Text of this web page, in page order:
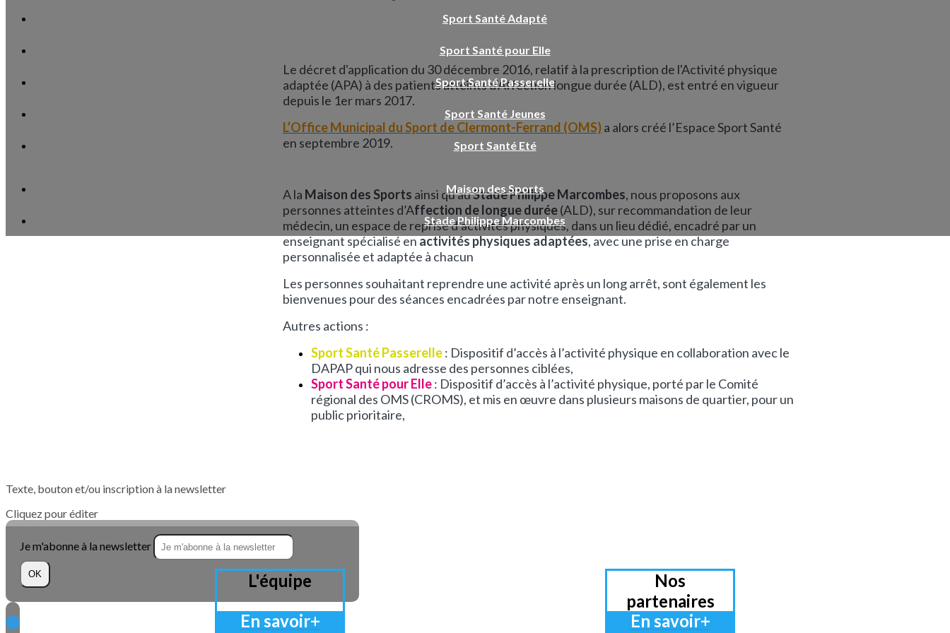
Sport Santé Adapté
Sport Santé pour Elle
Sport Santé Passerelle
Sport Santé Jeunes
Sport Santé Eté
Maison des Sports
Stade Philippe Marcombes
Texte, bouton et/ou inscription à la newsletter
Cliquez pour éditer
Je m'abonne à la newsletter
OK
Le décret d'application du 30 décembre 2016, relatif à la prescription de l'Activité physique
adaptée (APA) à des patients atteints d'Affection longue durée (ALD), est entré en vigueur
depuis le 1er mars 2017.
L’Office Municipal du Sport de Clermont-Ferrand (OMS)a alors créé l’Espace Sport Santé
en septembre 2019.
A la Maison des Sports ainsi qu'auStade Philippe Marcombes, nous proposons aux
personnes atteintes d’Affection de longue durée(ALD), sur recommandation de leur
médecin, un espace de reprise d’activités physiques, dans un lieu dédié, encadré par un
enseignant spécialisé enactivités physiques adaptées, avec une prise en charge
personnalisée et adaptée à chacun
Les personnes souhaitant reprendre une activité après un long arrêt, sont également les
bienvenues pour des séances encadrées par notre enseignant.
Autres actions :
Sport Santé Passerelle: Dispositif d’accès à l’activité physique en collaboration avec le
DAPAP qui nous adresse des personnes ciblées,
Sport Santé pour Elle: Dispositif d’accès à l’activité physique, porté par le Comité
régional des OMS (CROMS), et mis en œuvre dans plusieurs maisons de quartier, pour un
public prioritaire,
L'équipe
En savoir+
Nos
partenaires
En savoir+